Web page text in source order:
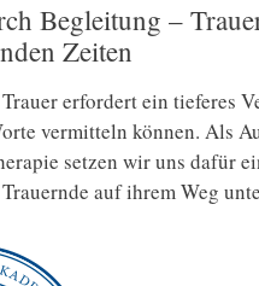
Begleitung –
Zeiten
erfordert ein tieferes
vermitteln können. Als
setzen wir uns dafür
auf ihrem Weg